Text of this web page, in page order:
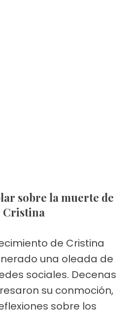
Cristina
de Cristina
una oleada de
sociales. Decenas
su conmoción,
sobre los